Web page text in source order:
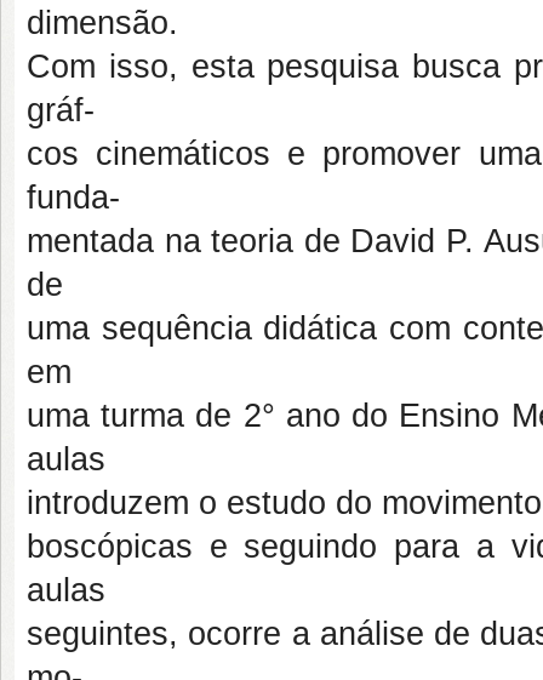
dimensão.
Com isso, esta pesquisa busca
gráf-
cos cinemáticos e promover
funda-
mentada na teoria de David P.
de
uma sequência didática com
em
uma turma de 2° ano do Ensino
aulas
introduzem o estudo do
boscópicas e seguindo para a
aulas
seguintes, ocorre a análise de